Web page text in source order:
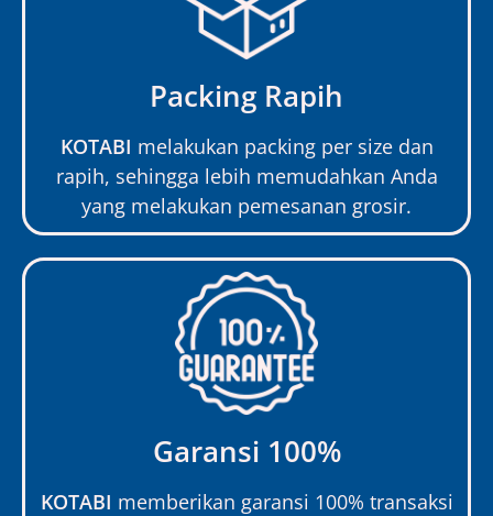
Packing Rapih
KOTABI melakukan packing per size dan
rapih, sehingga lebih memudahkan Anda
yang melakukan pemesanan grosir.
Garansi 100%
KOTABI memberikan garansi 100% transaksi